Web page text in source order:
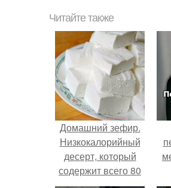
Читайте также
Домашний зефир.
Низкокалорийный
десерт, который
содержит всего 80
ккал на 100 гр,